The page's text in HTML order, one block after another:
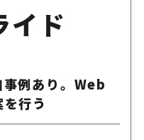
イド
事例あり。Web
行う